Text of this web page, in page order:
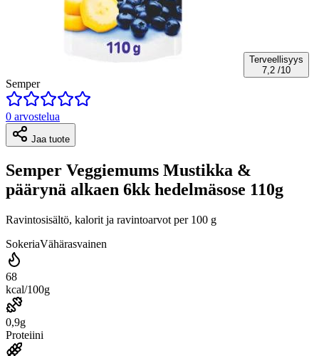
Terveellisyys
7,2 /10
Semper
0 arvostelua
Jaa tuote
Semper Veggiemums Mustikka &
päärynä alkaen 6kk hedelmäsose 110g
Ravintosisältö, kalorit ja ravintoarvot per 100 g
SokeriaVähärasvainen
68
kcal/100g
0,9g
Proteiini